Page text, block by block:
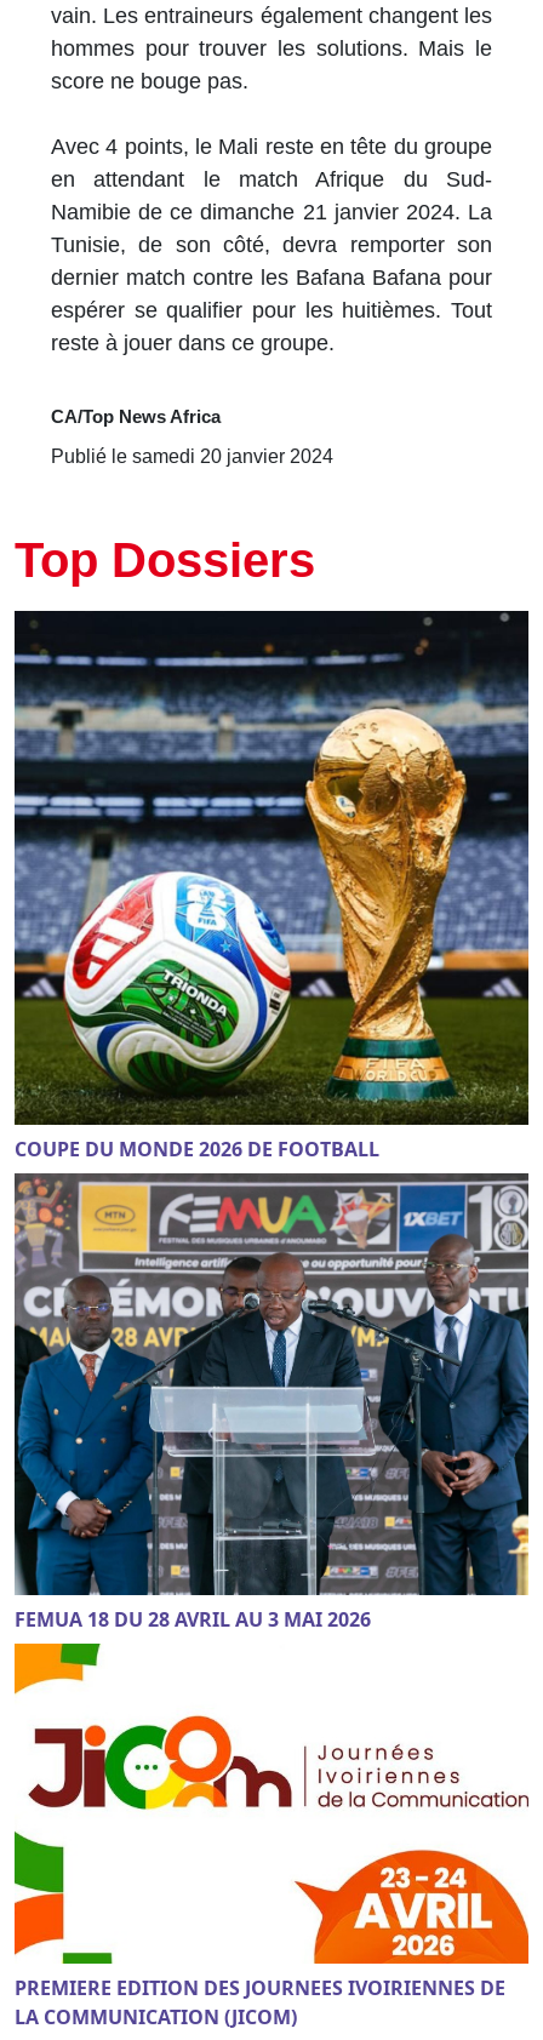
vain. Les entraineurs également changent les
hommes pour trouver les solutions. Mais le
score ne bouge pas.
Avec 4 points, le Mali reste en tête du groupe
en attendant le match Afrique du Sud-
Namibie de ce dimanche 21 janvier 2024. La
Tunisie, de son côté, devra remporter son
dernier match contre les Bafana Bafana pour
espérer se qualifier pour les huitièmes. Tout
reste à jouer dans ce groupe.
CA/Top News Africa
Publié le samedi 20 janvier 2024
Top Dossiers
COUPE DU MONDE 2026 DE FOOTBALL
FEMUA 18 DU 28 AVRIL AU 3 MAI 2026
PREMIERE EDITION DES JOURNEES IVOIRIENNES DE
LA COMMUNICATION (JICOM)